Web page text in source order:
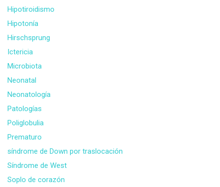
Hipotiroidismo
Hipotonía
Hirschsprung
Ictericia
Microbiota
Neonatal
Neonatología
Patologías
Poliglobulia
Prematuro
síndrome de Down por traslocación
Síndrome de West
Soplo de corazón